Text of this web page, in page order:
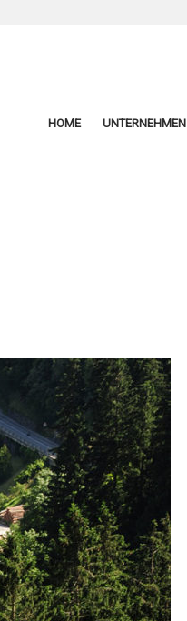
HOME UNTERNEHMEN